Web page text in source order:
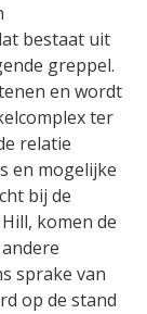
bestaat uit
greppel.
en wordt
ter
relatie
en mogelijke
bij de
komen de
sprake van
op de stand